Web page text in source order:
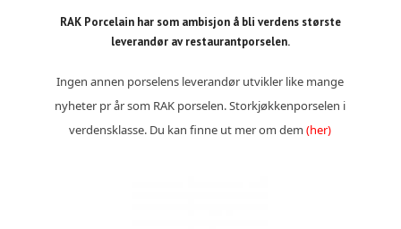
RAK Porcelain har som ambisjon å bli verdens største
leverandør av restaurantporselen.
Ingen annen porselens leverandør utvikler like mange
nyheter pr år som RAK porselen. Storkjøkkenporselen i
verdensklasse. Du kan finne ut mer om dem(her)